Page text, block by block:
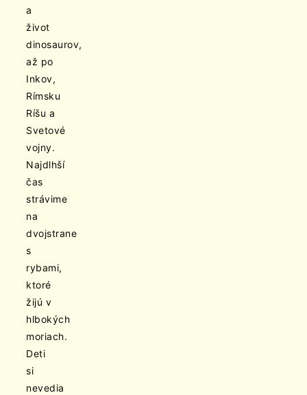
a
život
dinosaurov,
až po
Inkov,
Rímsku
Ríšu a
Svetové
vojny.
Najdlhší
čas
strávime
na
dvojstrane
s
rybami,
ktoré
žijú v
hlbokých
moriach.
Deti
si
nevedia